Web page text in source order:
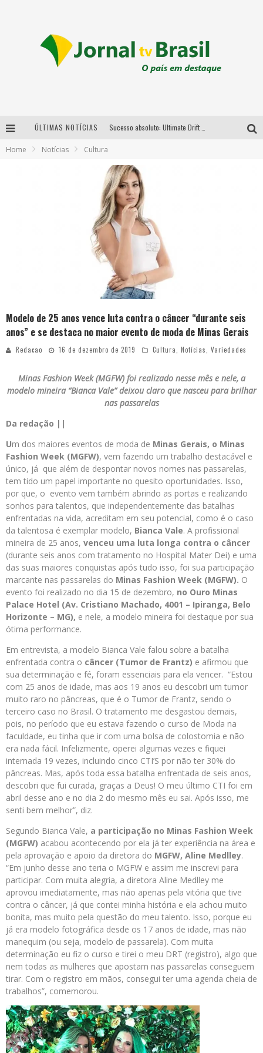
ÚLTIMAS NOTÍCIAS
Home Notícias Cultura
Modelo de 25 anos vence luta contra o câncer “durante seis
anos” e se destaca no maior evento de moda de Minas Gerais
Redacao 16 de dezembro de 2019 Cultura, Notícias, Variedades
Minas Fashion Week (MGFW) foi realizado nesse mês e nele, a
modelo mineira “Bianca Vale” deixou claro que nasceu para brilhar
nas passarelas
Da redação ||
Um dos maiores eventos de moda de Minas Gerais, o Minas
Fashion Week (MGFW), vem fazendo um trabalho destacável e
único, já que além de despontar novos nomes nas passarelas,
tem tido um papel importante no quesito oportunidades. Isso,
por que, o evento vem também abrindo as portas e realizando
sonhos para talentos, que independentemente das batalhas
enfrentadas na vida, acreditam em seu potencial, como é o caso
da talentosa é exemplar modelo, Bianca Vale. A profissional
mineira de 25 anos, venceu uma luta longa contra o câncer
(durante seis anos com tratamento no Hospital Mater Dei) e uma
das suas maiores conquistas após tudo isso, foi sua participação
marcante nas passarelas do Minas Fashion Week (MGFW). O
evento foi realizado no dia 15 de dezembro, no Ouro Minas
Palace Hotel (Av. Cristiano Machado, 4001 – Ipiranga, Belo
Horizonte – MG), e nele, a modelo mineira foi destaque por sua
ótima performance.
Em entrevista, a modelo Bianca Vale falou sobre a batalha
enfrentada contra o câncer (Tumor de Frantz) e afirmou que
sua determinação e fé, foram essenciais para ela vencer. “Estou
com 25 anos de idade, mas aos 19 anos eu descobri um tumor
muito raro no pâncreas, que é o Tumor de Frantz, sendo o
terceiro caso no Brasil. O tratamento me desgastou demais,
pois, no período que eu estava fazendo o curso de Moda na
faculdade, eu tinha que ir com uma bolsa de colostomia e não
era nada fácil. Infelizmente, operei algumas vezes e fiquei
internada 19 vezes, incluindo cinco CTI’S por não ter 30% do
pâncreas. Mas, após toda essa batalha enfrentada de seis anos,
descobri que fui curada, graças a Deus! O meu último CTI foi em
abril desse ano e no dia 2 do mesmo mês eu sai. Após isso, me
senti bem melhor”, diz.
Segundo Bianca Vale, a participação no Minas Fashion Week
(MGFW) acabou acontecendo por ela já ter experiência na área e
pela aprovação e apoio da diretora do MGFW, Aline Medlley.
“Em junho desse ano teria o MGFW e assim me inscrevi para
participar. Com muita alegria, a diretora Aline Medlley me
aprovou imediatamente, mas não apenas pela vitória que tive
contra o câncer, já que contei minha história e ela achou muito
bonita, mas muito pela questão do meu talento. Isso, porque eu
já era modelo fotográfica desde os 17 anos de idade, mas não
manequim (ou seja, modelo de passarela). Com muita
determinação eu fiz o curso e tirei o meu DRT (registro), algo que
nem todas as mulheres que apostam nas passarelas conseguem
tirar. Com o registro em mãos, consegui ter uma agenda cheia de
trabalhos”, comemorou.